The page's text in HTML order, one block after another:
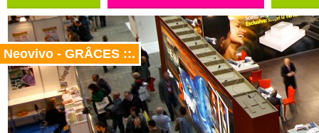
Neovivo - GRÂCES ::.